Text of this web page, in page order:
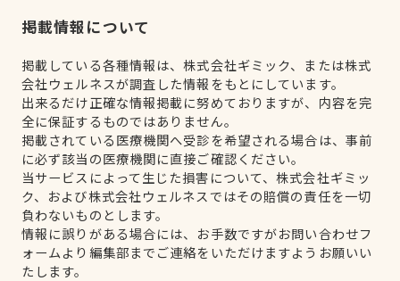
掲載情報について
掲載している各種情報は、株式会社ギミック、または株式
会社ウェルネスが調査した情報をもとにしています。
出来るだけ正確な情報掲載に努めておりますが、内容を完
全に保証するものではありません。
掲載されている医療機関へ受診を希望される場合は、事前
に必ず該当の医療機関に直接ご確認ください。
当サービスによって生じた損害について、株式会社ギミッ
ク、および株式会社ウェルネスではその賠償の責任を一切
負わないものとします。
情報に誤りがある場合には、お手数ですがお問い合わせフ
ォームより編集部までご連絡をいただけますようお願いい
たします。